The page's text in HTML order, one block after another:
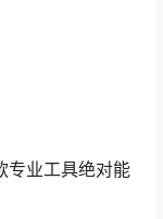
专业工具绝对能